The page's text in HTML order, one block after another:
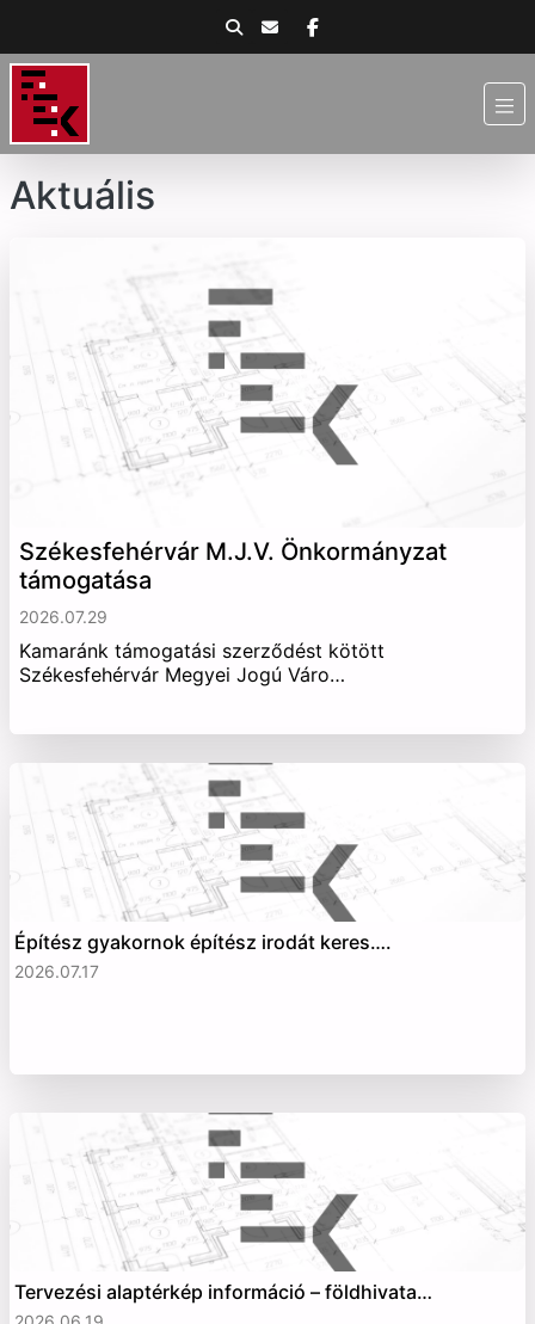
Aktuális
Székesfehérvár M.J.V. Önkormányzat
támogatása
2026.07.29
Kamaránk támogatási szerződést kötött
Székesfehérvár Megyei Jogú Váro…
Építész gyakornok építész irodát keres….
2026.07.17
Tervezési alaptérkép információ – földhivata…